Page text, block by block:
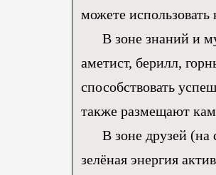
можете
В зоне знаний и
аметист, берилл,
способствовать
также размещают
В зоне друзей (на
зелёная энергия